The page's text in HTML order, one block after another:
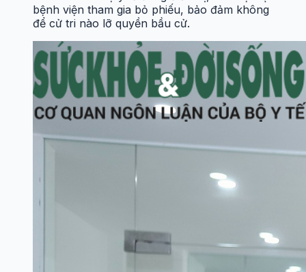
bệnh viện tham gia bỏ phiếu, bảo đảm không
để cử tri nào lỡ quyền bầu cử.